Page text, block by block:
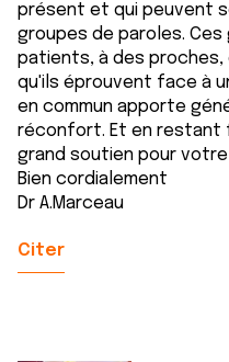
présent et qui peuvent
groupes de paroles.
patients, à des proches,
qu'ils éprouvent face à
en commun apporte
réconfort. Et en restant
grand soutien pour votre
Bien cordialement
Dr A.Marceau
Citer